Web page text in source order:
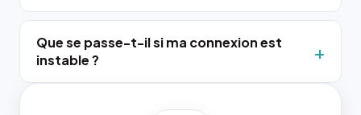
Que se passe-t-il si ma connexion est
instable ?